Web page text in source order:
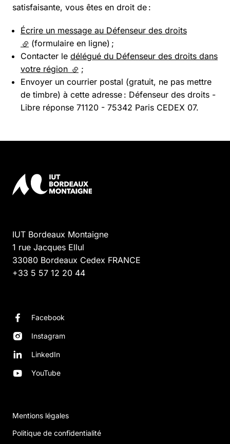
satisfaisante, vous êtes en droit de :
Écrire un message au Défenseur des droits
(lien externe)
(formulaire en ligne) ;
Contacter le délégué du Défenseur des droits dans
votre région (lien externe)
;
Envoyer un courrier postal (gratuit, ne pas mettre
de timbre) à cette adresse : Défenseur des droits -
Libre réponse 71120 - 75342 Paris CEDEX 07.
IUT Bordeaux Montaigne
1 rue Jacques Ellul
33080 Bordeaux Cedex FRANCE
+33 5 57 12 20 44
Facebook
Instagram
LinkedIn
YouTube
Mentions légales
Politique de confidentialité